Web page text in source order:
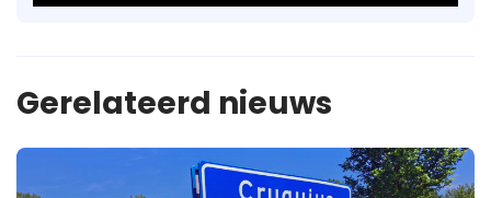
Gerelateerd nieuws